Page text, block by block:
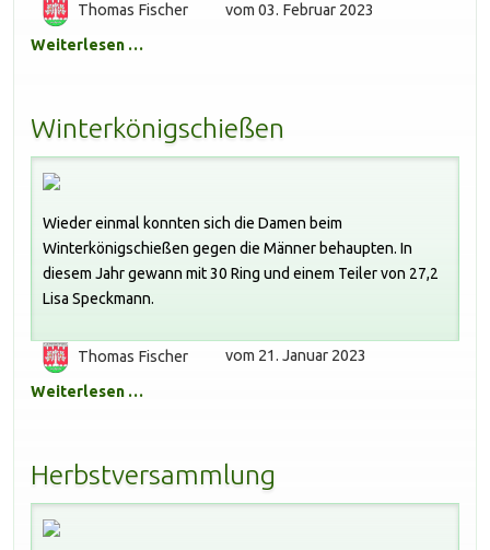
Thomas Fischer vom 03. Februar 2023
Weiterlesen …
Winterkönigschießen
Wieder einmal konnten sich die Damen beim
Winterkönigschießen gegen die Männer behaupten. In
diesem Jahr gewann mit 30 Ring und einem Teiler von 27,2
Lisa Speckmann.
Thomas Fischer vom 21. Januar 2023
Weiterlesen …
Herbstversammlung